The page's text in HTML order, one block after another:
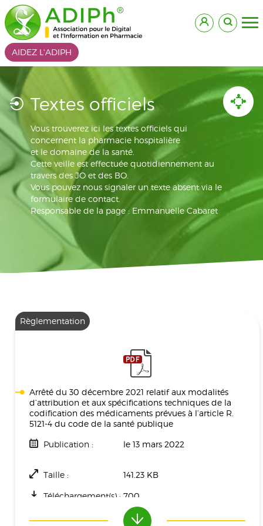
AIDEZ L'ADIPH
Textes officiels
Vous trouverez ici les textes officiels qui
concernent la pharmacie hospitalière
et le domaine de la santé.
Cette veille est effectuée quotidiennement au
travers des JO et des BO.
Vous pouvez nous signaler un texte absent via le
formulaire de contact.
Responsable de la page : Emmanuelle Cabaret
Règlementation
Arrêté du 30 décembre 2021 relatif aux modalités
d’attribution et aux spécifications techniques de la
codification des médicaments prévues à l’article R.
5121-4 du code de la santé publique
Publication : le 13 mars 2022
Taille : 141.23 KB
Téléchargement(s) : 700